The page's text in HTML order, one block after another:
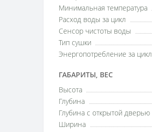
Минимальная температура
Расход воды за цикл
Сенсор чистоты воды
Тип сушки
Энергопотребление за цикл
ГАБАРИТЫ, ВЕС
Высота
Глубина
Глубина с открытой дверью
Ширина